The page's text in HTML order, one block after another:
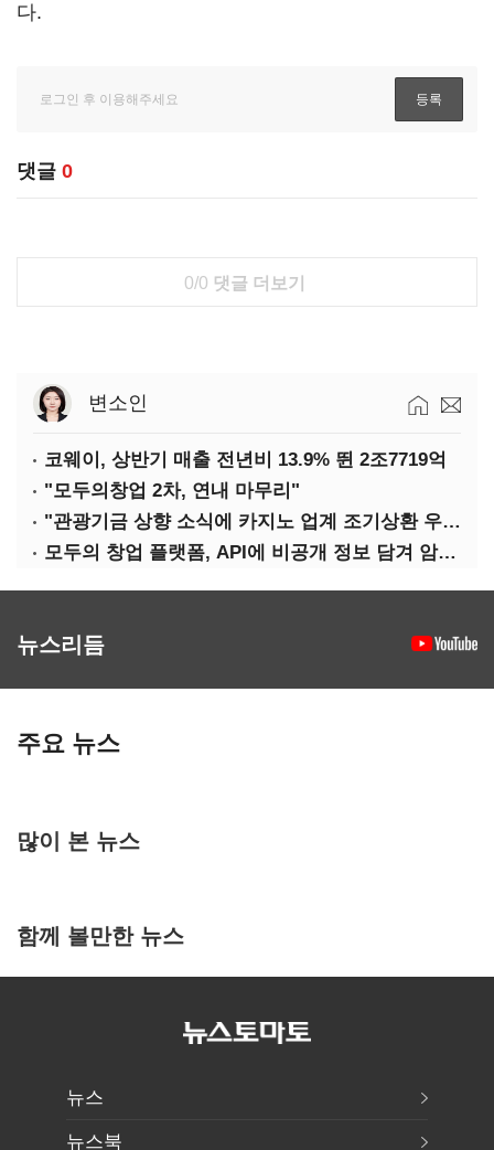
다.
댓글 0
0/0 댓글 더보기
변소인
코웨이, 상반기 매출 전년비 13.9% 뛴 2조7719억
"모두의창업 2차, 연내 마무리"
"관광기금 상향 소식에 카지노 업계 조기상환 우려"
모두의 창업 플랫폼, API에 비공개 정보 담겨 암호키까지 새나갔다
뉴스리듬
주요 뉴스
많이 본 뉴스
함께 볼만한 뉴스
뉴스
뉴스북